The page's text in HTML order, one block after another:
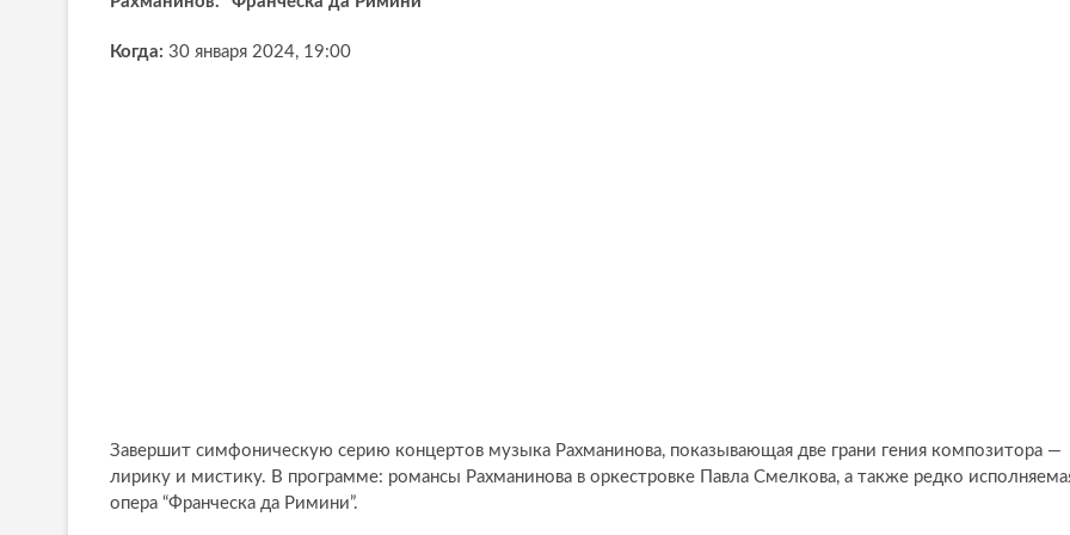
Когда: 30 января 2024, 19:00
Завершит симфоническую серию концертов музыка Рахманинова, показывающая две грани гения композитора —
лирику и мистику. В программе: романсы Рахманинова в оркестровке Павла Смелкова, а также редко
опера “Франческа да Римини”.